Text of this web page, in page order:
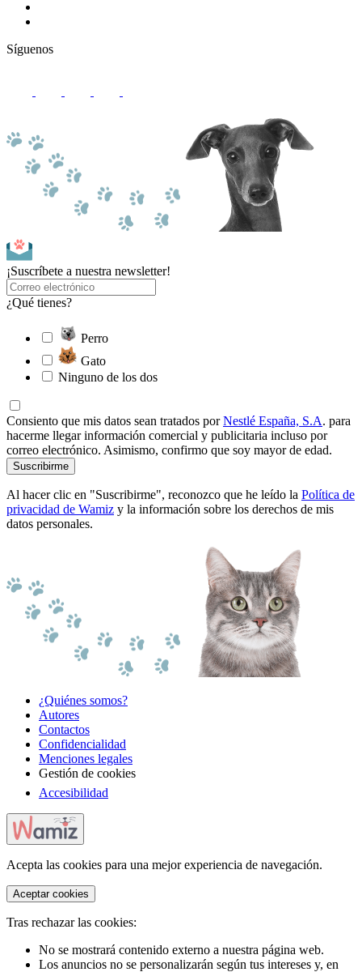
Síguenos
¡Suscríbete a nuestra newsletter!
¿Qué tienes?
Perro
Gato
Ninguno de los dos
Consiento que mis datos sean tratados porNestlé España, S.A. para
hacerme llegar información comercial y publicitaria incluso por
correo electrónico. Asimismo, confirmo que soy mayor de edad.
Suscribirme
Al hacer clic en "Suscribirme", reconozco que he leído la Política de
privacidad de Wamiz y la información sobre los derechos de mis
datos personales.
¿Quiénes somos?
Autores
Contactos
Confidencialidad
Menciones legales
Gestión de cookies
Accesibilidad
Acepta las cookies para una mejor experiencia de navegación.
Aceptar cookies
Tras rechazar las cookies:
No se mostrará contenido externo a nuestra página web.
Los anuncios no se personalizarán según tus intereses y, en